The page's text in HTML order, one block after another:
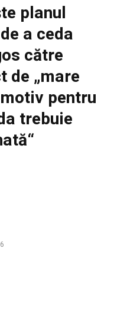
planul
a ceda
către
de „mare
pentru
trebuie